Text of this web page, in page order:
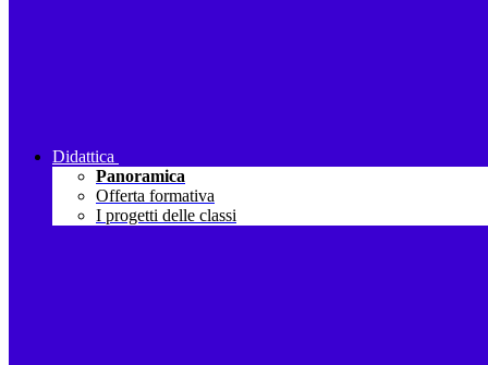
Didattica
Panoramica
Offerta formativa
I progetti delle classi